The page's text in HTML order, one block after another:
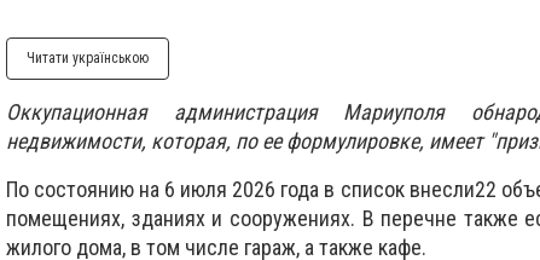
Читати українською
Оккупационная администрация Мариуполя
недвижимости, которая, по ее формулировке, имеет
По состоянию на 6 июля 2026 года в список внесли22
помещениях, зданиях и сооружениях. В перечне также
жилого дома, в том числе гараж, а также кафе.